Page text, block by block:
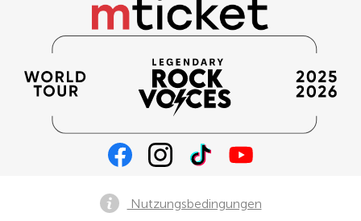
Nutzungsbedingungen